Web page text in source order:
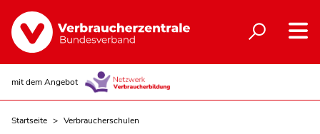
mit dem Angebot
Startseite
Verbraucherschulen